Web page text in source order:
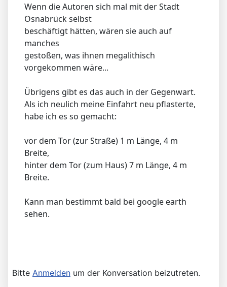
Wenn die Autoren sich mal mit der Stadt
Osnabrück selbst
beschäftigt hätten, wären sie auch auf
manches
gestoßen, was ihnen megalithisch
vorgekommen wäre...
Übrigens gibt es das auch in der Gegenwart.
Als ich neulich meine Einfahrt neu pflasterte,
habe ich es so gemacht:
vor dem Tor (zur Straße) 1 m Länge, 4 m
Breite,
hinter dem Tor (zum Haus) 7 m Länge, 4 m
Breite.
Kann man bestimmt bald bei google earth
sehen.
Bitte Anmelden um der Konversation beizutreten.